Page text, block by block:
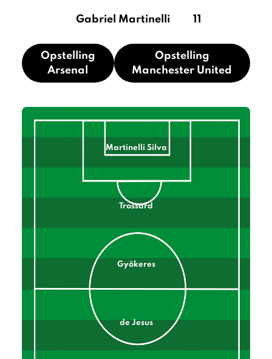
Gabriel Martinelli 11
Opstelling
Arsenal
Opstelling
Manchester United
Martinelli Silva
Trossard
Gyökeres
de Jesus